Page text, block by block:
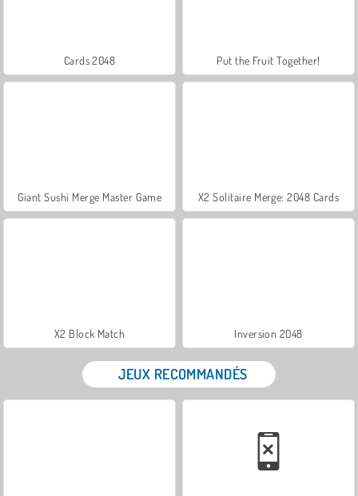
Cards 2048 Put the Fruit Together!
Giant Sushi Merge Master Game X2 Solitaire Merge: 2048 Cards
X2 Block Match Inversion 2048
JEUX RECOMMANDÉS